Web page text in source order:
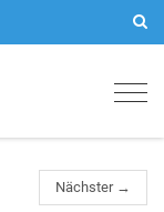
Nächster →